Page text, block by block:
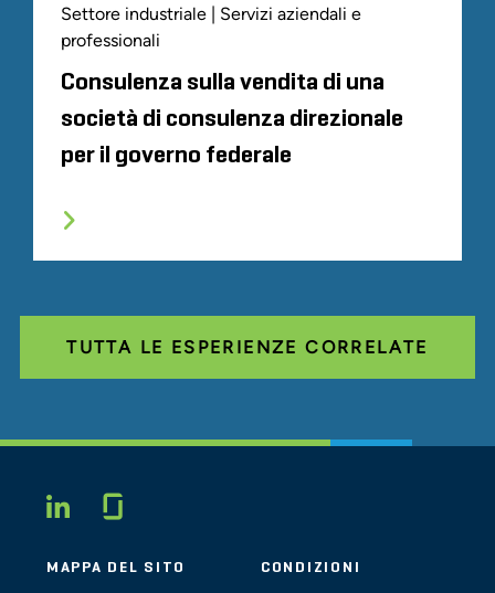
Settore industriale | Servizi aziendali e
professionali
Consulenza sulla vendita di una
società di consulenza direzionale
per il governo federale
TUTTA LE ESPERIENZE CORRELATE
LINKEDIN
MAPPA DEL SITO CONDIZIONI